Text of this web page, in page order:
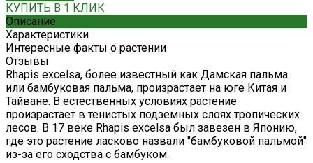
КУПИТЬ В 1 КЛИК
Описание
Характеристики
Интересные факты о растении
Отзывы
Rhapis excelsa, более известный как Дамская пальма
или бамбуковая пальма, произрастает на юге Китая и
Тайване. В естественных условиях растение
произрастает в тенистых подземных слоях тропических
лесов. В 17 веке Rhapis excelsa был завезен в Японию,
где это растение ласково назвали "бамбуковой пальмой"
из-за его сходства с бамбуком.